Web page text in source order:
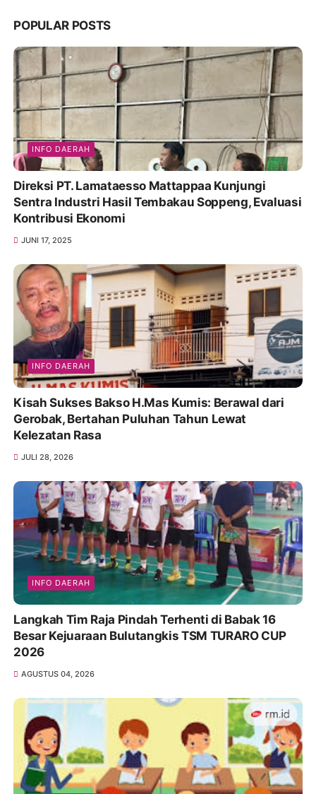
POPULAR POSTS
INFO DAERAH
Direksi PT. Lamataesso Mattappaa Kunjungi
Sentra Industri Hasil Tembakau Soppeng, Evaluasi
Kontribusi Ekonomi
JUNI 17, 2025
INFO DAERAH
Kisah Sukses Bakso H.Mas Kumis: Berawal dari
Gerobak, Bertahan Puluhan Tahun Lewat
Kelezatan Rasa
JULI 28, 2026
INFO DAERAH
Langkah Tim Raja Pindah Terhenti di Babak 16
Besar Kejuaraan Bulutangkis TSM TURARO CUP
2026
AGUSTUS 04, 2026